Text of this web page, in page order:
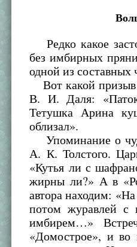
Редко какое
без имбирных
одной из составных
Вот какой призыв
В. И. Даля:
Тетушка Арина
облизал».
Упоминание о
А. К. Толстого.
«Кутья ли с
жирны ли?» А в
автора находим:
потом журавлей с
имбирем…»
«Домострое», и во